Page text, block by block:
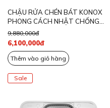
CHẬU RỬA CHÉN BÁT KONOX
PHONG CÁCH NHẬT CHỐNG
XƯỚC TARI SMART 7851
9,880,000đ
6,100,000đ
Thêm vào giỏ hàng
Sale